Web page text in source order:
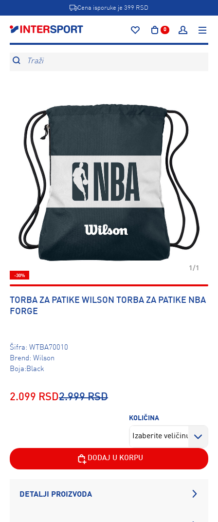
Cena isporuke je 399 RSD
0
Traži
1/1
-30%
TORBA ZA PATIKE WILSON TORBA ZA PATIKE NBA
FORGE
Šifra: WTBA70010
Brend: Wilson
Boja:Black
2.099 RSD2.999 RSD
KOLIČINA
DODAJ U KORPU
DETALJI PROIZVODA